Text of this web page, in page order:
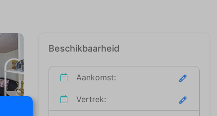
Beschikbaarheid
Aankomst:
Vertrek: